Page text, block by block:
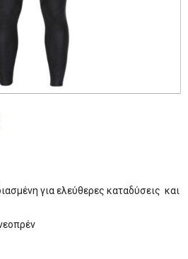
για ελεύθερες καταδύσεις και